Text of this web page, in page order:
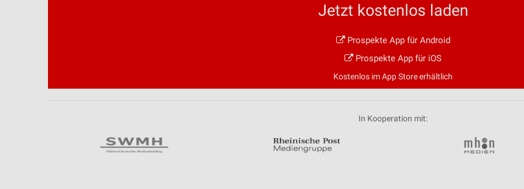
Jetzt kostenlos laden
Prospekte App für Android
Prospekte App für iOS
Kostenlos im App Store erhältlich
In Kooperation mit: